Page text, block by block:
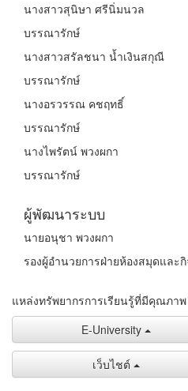
นางสาวสุนิษา ศรีนิ่มนวล
บรรณารักษ์
นางสาวสรัลชนา น้ำเงินสกุณี
บรรณารักษ์
นางอรวรรณ คชฤทธิ์
บรรณารักษ์
นางไพรัตน์ พวงผกา
บรรณารักษ์
ผู้พัฒนาระบบ
นายอนุชา พวงผกา
รองผู้อำนวยการฝ่ายห้องสมุดและ
แหล่งทรัพยากรการเรียนรู้ที่มีคุณภ
E-University
เว็บไชต์